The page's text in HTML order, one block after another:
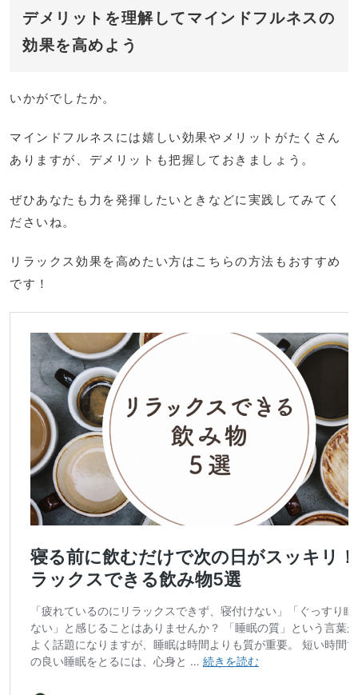
デメリットを理解してマインドフルネスの
効果を高めよう
いかがでしたか。
マインドフルネスには嬉しい効果やメリットがたくさん
ありますが、デメリットも把握しておきましょう。
ぜひあなたも力を発揮したいときなどに実践してみてく
ださいね。
リラックス効果を高めたい方はこちらの方法もおすすめ
です！